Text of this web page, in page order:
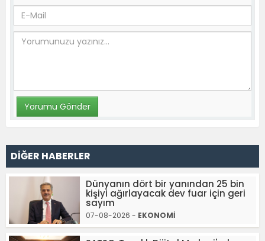
DİĞER HABERLER
Dünyanın dört bir yanından 25 bin
kişiyi ağırlayacak dev fuar için geri
sayım
07-08-2026 - EKONOMİ